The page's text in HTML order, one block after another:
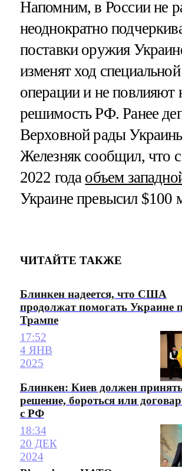
Напомним, в России не
неоднократно
поставки оружия
изменят ход
операции и не повлияют
решимость РФ. Ранее
Верховной рады
Железняк сообщил, что
2022 года объем
Украине превысил $100
ЧИТАЙТЕ ТАКЖЕ
Блинкен надеется, что США
продолжат помогать Украине
Трампе
17:52
4 ЯНВ
2025
Блинкен: Киев должен
решение, бороться или
с РФ
18:34
20 ДЕК
2024